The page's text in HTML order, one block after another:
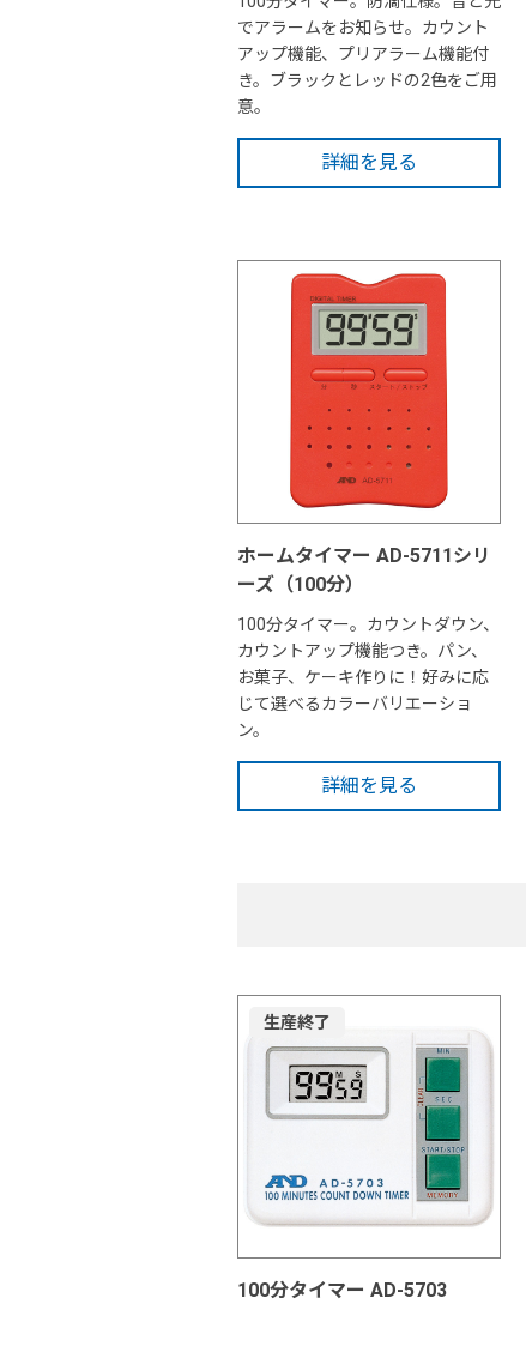
でアラームをお知らせ。カウント
アップ機能、プリアラーム機能付
き。ブラックとレッドの2色をご用
意。
詳細を見る
ホームタイマー AD-5711シリ
ーズ（100分）
100分タイマー。カウントダウン、
カウントアップ機能つき。パン、
お菓子、ケーキ作りに！好みに応
じて選べるカラーバリエーショ
ン。
詳細を見る
生産終了
100分タイマー AD-5703